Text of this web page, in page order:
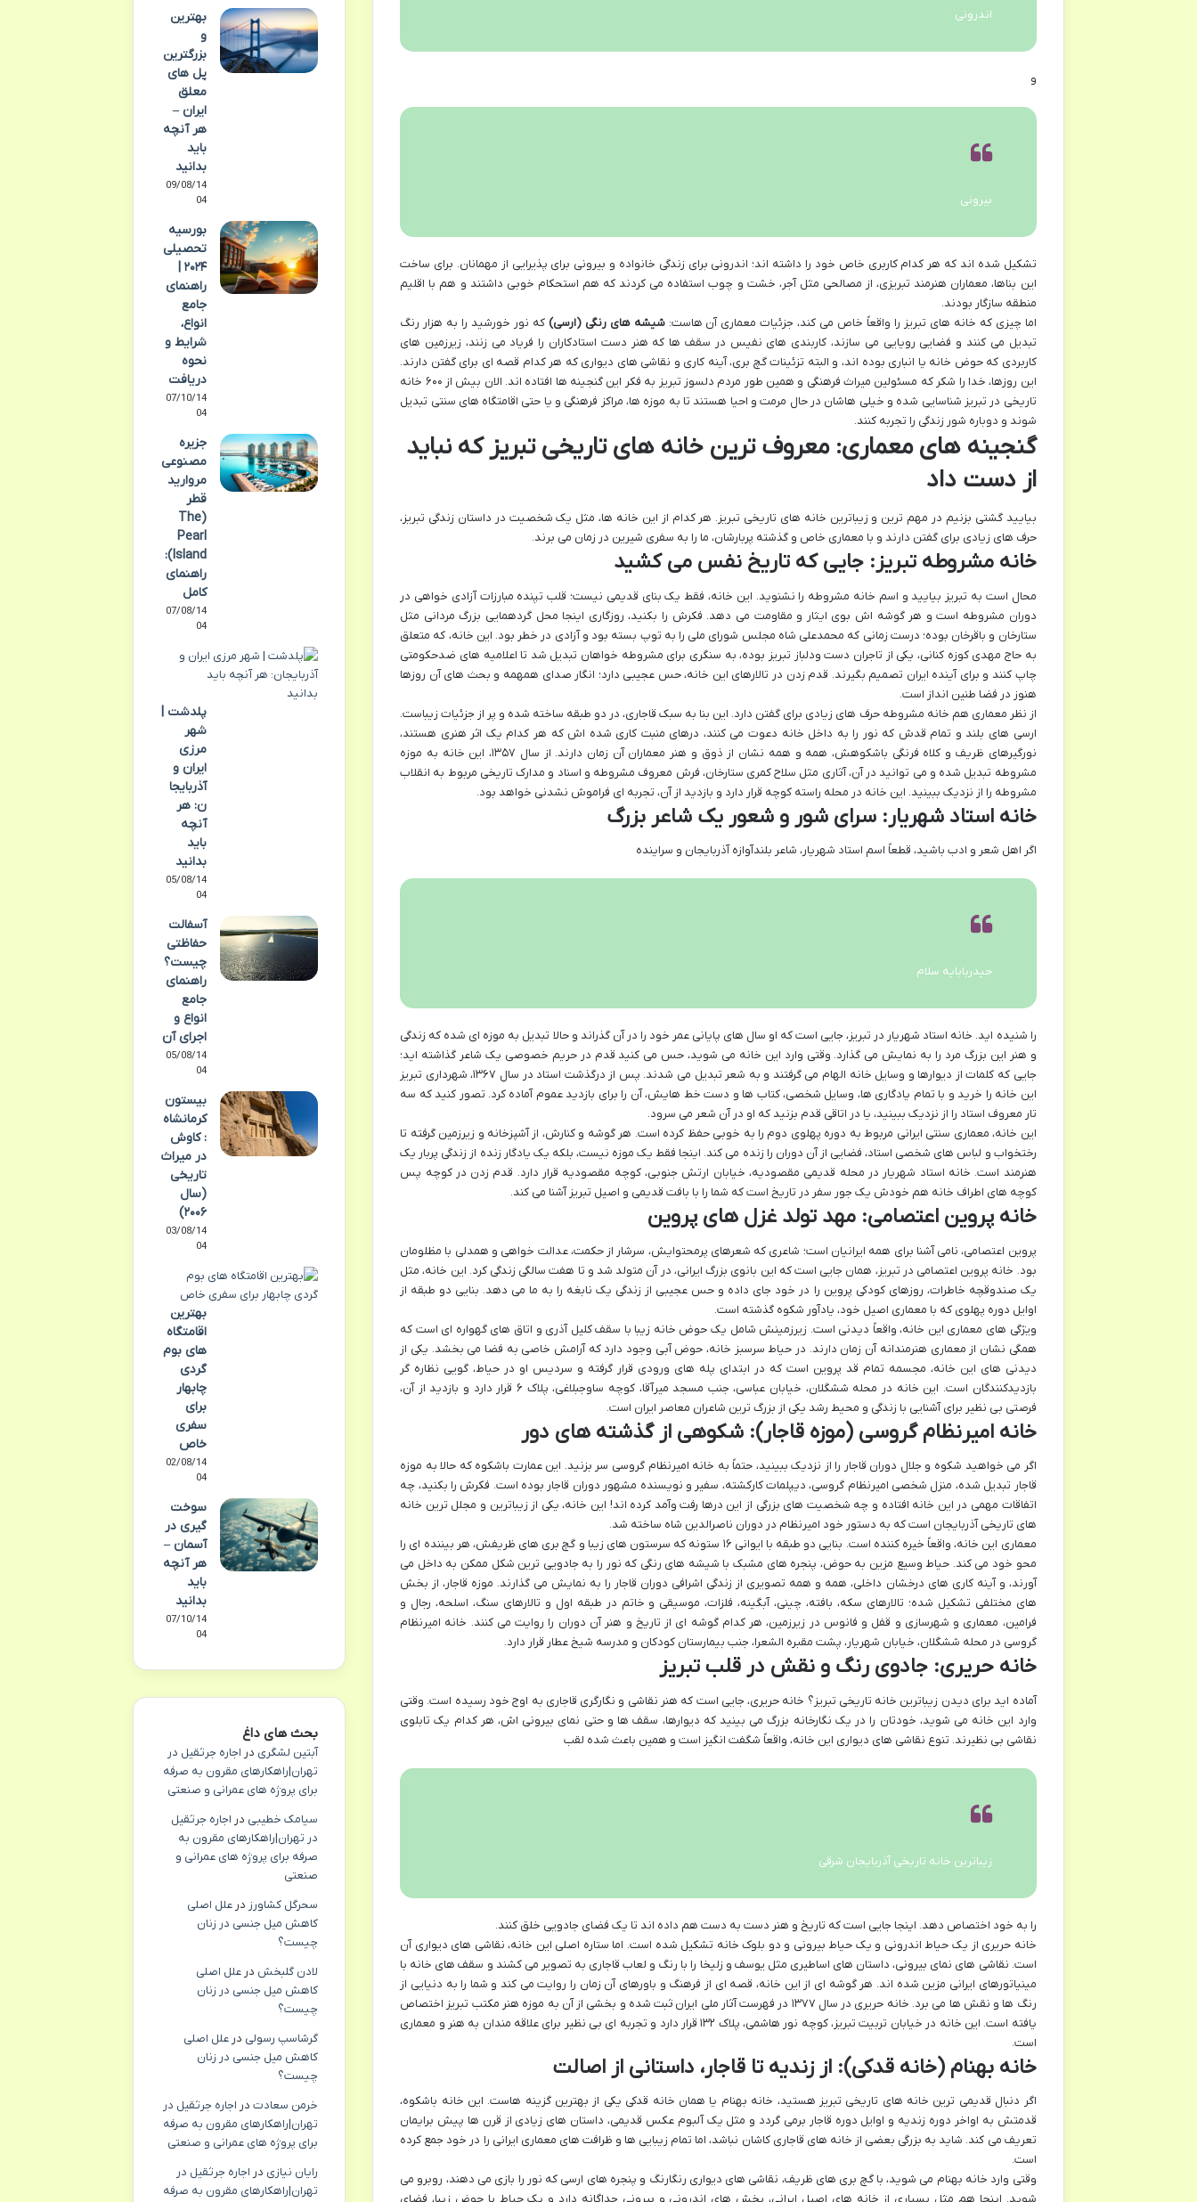
اندرونی
و
بیرونی
تشکیل شده اند که هر کدام کاربری خاص خود را داشته اند؛ اندرونی برای زندگی خانواده و بیرونی برای پذیرایی از مهمانان. برای ساخت
این بناها، معماران هنرمند تبریزی، از مصالحی مثل آجر، خشت و چوب استفاده می کردند که هم استحکام خوبی داشتند و هم با اقلیم
منطقه سازگار بودند.
اما چیزی که خانه های تبریز را واقعاً خاص می کند، جزئیات معماری آن هاست:شیشه های رنگی (ارسی) که نور خورشید را به هزار رنگ
تبدیل می کنند و فضایی رویایی می سازند، کاربندی های نفیس در سقف ها که هنر دست استادکاران را فریاد می زنند، زیرزمین های
کاربردی که حوض خانه یا انباری بوده اند، و البته تزئینات گچ بری، آینه کاری و نقاشی های دیواری که هر کدام قصه ای برای گفتن دارند.
این روزها، خدا را شکر که مسئولین میراث فرهنگی و همین طور مردم دلسوز تبریز به فکر این گنجینه ها افتاده اند. الان بیش از ۶۰۰ خانه
تاریخی در تبریز شناسایی شده و خیلی هاشان در حال مرمت و احیا هستند تا به موزه ها، مراکز فرهنگی و یا حتی اقامتگاه های سنتی تبدیل
شوند و دوباره شور زندگی را تجربه کنند.
گنجینه های معماری: معروف ترین خانه های تاریخی تبریز که نباید
از دست داد
بیایید گشتی بزنیم در مهم ترین و زیباترین خانه های تاریخی تبریز. هر کدام از این خانه ها، مثل یک شخصیت در داستان زندگی تبریز،
حرف های زیادی برای گفتن دارند و با معماری خاص و گذشته پربارشان، ما را به سفری شیرین در زمان می برند.
خانه مشروطه تبریز: جایی که تاریخ نفس می کشید
محال است به تبریز بیایید و اسم خانه مشروطه را نشنوید. این خانه، فقط یک بنای قدیمی نیست؛ قلب تپنده مبارزات آزادی خواهی در
دوران مشروطه است و هر گوشه اش بوی ایثار و مقاومت می دهد. فکرش را بکنید، روزگاری اینجا محل گردهمایی بزرگ مردانی مثل
ستارخان و باقرخان بوده؛ درست زمانی که محمدعلی شاه مجلس شورای ملی را به توپ بسته بود و آزادی در خطر بود. این خانه، که متعلق
به حاج مهدی کوزه کنانی، یکی از تاجران دست ودلباز تبریز بوده، به سنگری برای مشروطه خواهان تبدیل شد تا اعلامیه های ضدحکومتی
چاپ کنند و برای آینده ایران تصمیم بگیرند. قدم زدن در تالارهای این خانه، حس عجیبی دارد؛ انگار صدای همهمه و بحث های آن روزها
هنوز در فضا طنین انداز است.
از نظر معماری هم خانه مشروطه حرف های زیادی برای گفتن دارد. این بنا به سبک قاجاری، در دو طبقه ساخته شده و پر از جزئیات زیباست.
ارسی های بلند و تمام قدش که نور را به داخل خانه دعوت می کنند، درهای منبت کاری شده اش که هر کدام یک اثر هنری هستند،
نورگیرهای ظریف و کلاه فرنگی باشکوهش، همه و همه نشان از ذوق و هنر معماران آن زمان دارند. از سال ۱۳۵۷، این خانه به موزه
مشروطه تبدیل شده و می توانید در آن، آثاری مثل سلاح کمری ستارخان، فرش معروف مشروطه و اسناد و مدارک تاریخی مربوط به انقلاب
مشروطه را از نزدیک ببینید. این خانه در محله راسته کوچه قرار دارد و بازدید از آن، تجربه ای فراموش نشدنی خواهد بود.
خانه استاد شهریار: سرای شور و شعور یک شاعر بزرگ
اگر اهل شعر و ادب باشید، قطعاً اسم استاد شهریار، شاعر بلندآوازه آذربایجان و سراینده
حیدربابایه سلام
را شنیده اید. خانه استاد شهریار در تبریز، جایی است که او سال های پایانی عمر خود را در آن گذراند و حالا تبدیل به موزه ای شده که زندگی
و هنر این بزرگ مرد را به نمایش می گذارد. وقتی وارد این خانه می شوید، حس می کنید قدم در حریم خصوصی یک شاعر گذاشته اید؛
جایی که کلمات از دیوارها و وسایل خانه الهام می گرفتند و به شعر تبدیل می شدند. پس از درگذشت استاد در سال ۱۳۶۷، شهرداری تبریز
این خانه را خرید و با تمام یادگاری ها، وسایل شخصی، کتاب ها و دست خط هایش، آن را برای بازدید عموم آماده کرد. تصور کنید که سه
تار معروف استاد را از نزدیک ببینید، یا در اتاقی قدم بزنید که او در آن شعر می سرود.
این خانه، معماری سنتی ایرانی مربوط به دوره پهلوی دوم را به خوبی حفظ کرده است. هر گوشه و کنارش، از آشپزخانه و زیرزمین گرفته تا
رختخواب و لباس های شخصی استاد، فضایی از آن دوران را زنده می کند. اینجا فقط یک موزه نیست، بلکه یک یادگار زنده از زندگی پربار یک
هنرمند است. خانه استاد شهریار در محله قدیمی مقصودیه، خیابان ارتش جنوبی، کوچه مقصودیه قرار دارد. قدم زدن در کوچه پس
کوچه های اطراف خانه هم خودش یک جور سفر در تاریخ است که شما را با بافت قدیمی و اصیل تبریز آشنا می کند.
خانه پروین اعتصامی: مهد تولد غزل های پروین
پروین اعتصامی، نامی آشنا برای همه ایرانیان است؛ شاعری که شعرهای پرمحتوایش، سرشار از حکمت، عدالت خواهی و همدلی با مظلومان
بود. خانه پروین اعتصامی در تبریز، همان جایی است که این بانوی بزرگ ایرانی، در آن متولد شد و تا هفت سالگی زندگی کرد. این خانه، مثل
یک صندوقچه خاطرات، روزهای کودکی پروین را در خود جای داده و حس عجیبی از زندگی یک نابغه را به ما می دهد. بنایی دو طبقه از
اوایل دوره پهلوی که با معماری اصیل خود، یادآور شکوه گذشته است.
ویژگی های معماری این خانه، واقعاً دیدنی است. زیرزمینش شامل یک حوض خانه زیبا با سقف کلیل آذری و اتاق های گهواره ای است که
همگی نشان از معماری هنرمندانه آن زمان دارند. در حیاط سرسبز خانه، حوض آبی وجود دارد که آرامش خاصی به فضا می بخشد. یکی از
دیدنی های این خانه، مجسمه تمام قد پروین است که در ابتدای پله های ورودی قرار گرفته و سردیس او در حیاط، گویی نظاره گر
بازدیدکنندگان است. این خانه در محله ششگلان، خیابان عباسی، جنب مسجد میرآقا، کوچه ساوجبلاغی، پلاک ۶ قرار دارد و بازدید از آن،
فرصتی بی نظیر برای آشنایی با زندگی و محیط رشد یکی از بزرگ ترین شاعران معاصر ایران است.
خانه امیرنظام گروسی (موزه قاجار): شکوهی از گذشته های دور
اگر می خواهید شکوه و جلال دوران قاجار را از نزدیک ببینید، حتماً به خانه امیرنظام گروسی سر بزنید. این عمارت باشکوه که حالا به موزه
قاجار تبدیل شده، منزل شخصی امیرنظام گروسی، دیپلمات کارکشته، سفیر و نویسنده مشهور دوران قاجار بوده است. فکرش را بکنید، چه
اتفاقات مهمی در این خانه افتاده و چه شخصیت های بزرگی از این درها رفت وآمد کرده اند! این خانه، یکی از زیباترین و مجلل ترین خانه
های تاریخی آذربایجان است که به دستور خود امیرنظام در دوران ناصرالدین شاه ساخته شد.
معماری این خانه، واقعاً خیره کننده است. بنایی دو طبقه با ایوانی ۱۶ ستونه که سرستون های زیبا و گچ بری های ظریفش، هر بیننده ای را
محو خود می کند. حیاط وسیع مزین به حوض، پنجره های مشبک با شیشه های رنگی که نور را به جادویی ترین شکل ممکن به داخل می
آورند، و آینه کاری های درخشان داخلی، همه و همه تصویری از زندگی اشرافی دوران قاجار را به نمایش می گذارند. موزه قاجار، از بخش
های مختلفی تشکیل شده؛ تالارهای سکه، بافته، چینی، آبگینه، فلزات، موسیقی و خاتم در طبقه اول و تالارهای سنگ، اسلحه، رجال و
فرامین، معماری و شهرسازی و قفل و فانوس در زیرزمین، هر کدام گوشه ای از تاریخ و هنر آن دوران را روایت می کنند. خانه امیرنظام
گروسی در محله ششگلان، خیابان شهریار، پشت مقبره الشعرا، جنب بیمارستان کودکان و مدرسه شیخ عطار قرار دارد.
خانه حریری: جادوی رنگ و نقش در قلب تبریز
آماده اید برای دیدن زیباترین خانه تاریخی تبریز؟ خانه حریری، جایی است که هنر نقاشی و نگارگری قاجاری به اوج خود رسیده است. وقتی
وارد این خانه می شوید، خودتان را در یک نگارخانه بزرگ می بینید که دیوارها، سقف ها و حتی نمای بیرونی اش، هر کدام یک تابلوی
نقاشی بی نظیرند. تنوع نقاشی های دیواری این خانه، واقعاً شگفت انگیز است و همین باعث شده لقب
زیباترین خانه تاریخی آذربایجان شرقی
را به خود اختصاص دهد. اینجا جایی است که تاریخ و هنر دست به دست هم داده اند تا یک فضای جادویی خلق کنند.
خانه حریری از یک حیاط اندرونی و یک حیاط بیرونی و دو بلوک خانه تشکیل شده است. اما ستاره اصلی این خانه، نقاشی های دیواری آن
است. نقاشی های نمای بیرونی، داستان های اساطیری مثل یوسف و زلیخا را با رنگ و لعاب قاجاری به تصویر می کشند و سقف های خانه با
مینیاتورهای ایرانی مزین شده اند. هر گوشه ای از این خانه، قصه ای از فرهنگ و باورهای آن زمان را روایت می کند و شما را به دنیایی از
رنگ ها و نقش ها می برد. خانه حریری در سال ۱۳۷۷ در فهرست آثار ملی ایران ثبت شده و بخشی از آن به موزه هنر مکتب تبریز اختصاص
یافته است. این خانه در خیابان تربیت تبریز، کوچه نور هاشمی، پلاک ۱۳۲ قرار دارد و تجربه ای بی نظیر برای علاقه مندان به هنر و معماری
است.
خانه بهنام (خانه قدکی): از زندیه تا قاجار، داستانی از اصالت
اگر دنبال قدیمی ترین خانه های تاریخی تبریز هستید، خانه بهنام یا همان خانه قدکی یکی از بهترین گزینه هاست. این خانه باشکوه،
قدمتش به اواخر دوره زندیه و اوایل دوره قاجار برمی گردد و مثل یک آلبوم عکس قدیمی، داستان های زیادی از قرن ها پیش برایمان
تعریف می کند. شاید به بزرگی بعضی از خانه های قاجاری کاشان نباشد، اما تمام زیبایی ها و ظرافت های معماری ایرانی را در خود جمع کرده
است.
وقتی وارد خانه بهنام می شوید، با گچ بری های ظریف، نقاشی های دیواری رنگارنگ و پنجره های ارسی که نور را بازی می دهند، روبرو می
بهترین
و
بزرگترین
پل های
معلق
ایران –
هر آنچه
باید
بدانید
09/08/14
04
بورسیه
تحصیلی
۲۰۲۴ |
راهنمای
جامع
انواع،
شرایط و
نحوه
دریافت
07/10/14
04
جزیره
مصنوعی
مروارید
قطر
(The
Pearl
Island):
راهنمای
کامل
07/08/14
04
پلدشت |
شهر
مرزی
ایران و
آذربایجا
ن: هر
آنچه
باید
بدانید
05/08/14
04
آسفالت
حفاظتی
چیست؟
راهنمای
جامع
انواع و
اجرای آن
05/08/14
04
بیستون
کرمانشاه
: کاوش
در میراث
تاریخی
(سال
۲۰۰۶)
03/08/14
04
بهترین
اقامتگاه
های بوم
گردی
چابهار
برای
سفری
خاص
02/08/14
04
سوخت
گیری در
آسمان –
هر آنچه
باید
بدانید
07/10/14
04
بحث های داغ
آبتین لشگری در اجاره جرثقیل در
تهران|راهکارهای مقرون به صرفه
برای پروژه های عمرانی و صنعتی
سیامک خطیبی در اجاره جرثقیل
در تهران|راهکارهای مقرون به
صرفه برای پروژه های عمرانی و
صنعتی
سحرگل کشاورز در علل اصلی
کاهش میل جنسی در زنان
چیست؟
لادن گلبخش در علل اصلی
کاهش میل جنسی در زنان
چیست؟
گرشاسپ رسولی در علل اصلی
کاهش میل جنسی در زنان
چیست؟
خرمن سعادتدر اجاره جرثقیل در
تهران|راهکارهای مقرون به صرفه
برای پروژه های عمرانی و صنعتی
رایان نیازی در اجاره جرثقیل در
تهران|راهکارهای مقرون به صرفه